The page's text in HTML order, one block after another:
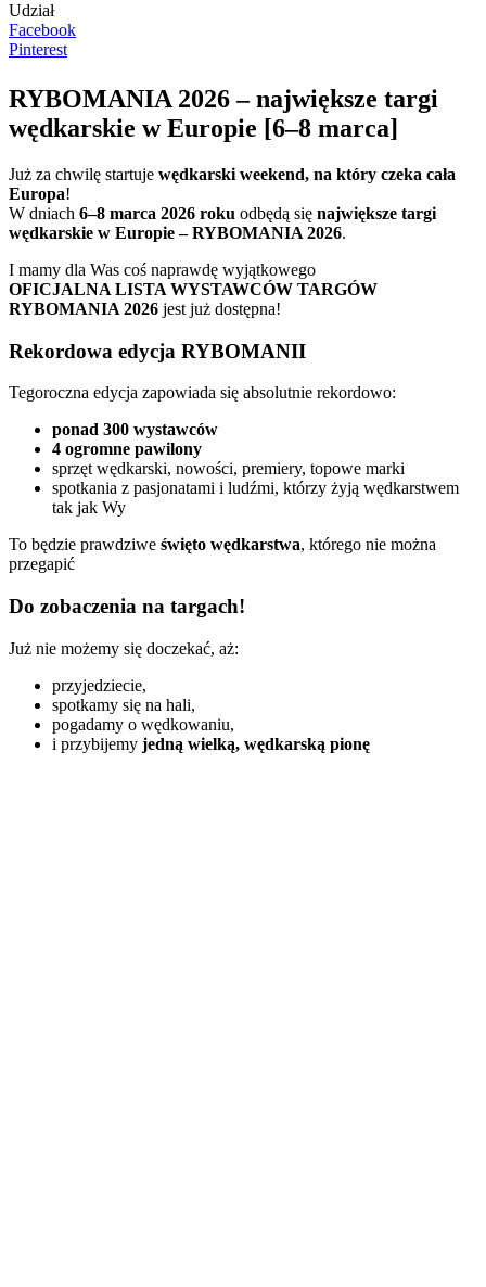
Udział
Facebook
Pinterest
RYBOMANIA 2026 – największe targi
wędkarskie w Europie [6–8 marca]
Już za chwilę startuje wędkarski weekend, na który czeka cała
Europa!
W dniach 6–8 marca 2026 roku odbędą się największe targi
wędkarskie w Europie – RYBOMANIA 2026.
I mamy dla Was coś naprawdę wyjątkowego
OFICJALNA LISTA WYSTAWCÓW TARGÓW
RYBOMANIA 2026 jest już dostępna!
Rekordowa edycja RYBOMANII
Tegoroczna edycja zapowiada się absolutnie rekordowo:
ponad 300 wystawców
4 ogromne pawilony
sprzęt wędkarski, nowości, premiery, topowe marki
spotkania z pasjonatami i ludźmi, którzy żyją wędkarstwem
tak jak Wy
To będzie prawdziwe święto wędkarstwa, którego nie można
przegapić
Do zobaczenia na targach!
Już nie możemy się doczekać, aż:
przyjedziecie,
spotkamy się na hali,
pogadamy o wędkowaniu,
i przybijemy jedną wielką, wędkarską pionę